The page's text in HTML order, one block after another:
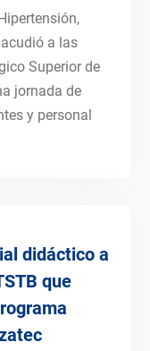
a las
Superior de
jornada de
y personal
didáctico a
que